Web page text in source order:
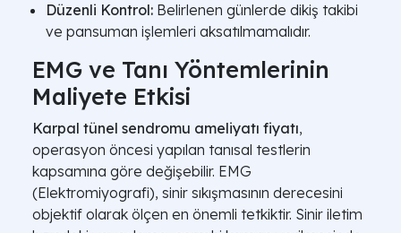
Düzenli Kontrol: Belirlenen günlerde dikiş takibi
ve pansuman işlemleri aksatılmamalıdır.
EMG ve Tanı Yöntemlerinin
Maliyete Etkisi
Karpal tünel sendromu ameliyatı fiyatı,
operasyon öncesi yapılan tanısal testlerin
kapsamına göre değişebilir. EMG
(Elektromiyografi), sinir sıkışmasının derecesini
objektif olarak ölçen en önemli tetkiktir. Sinir iletim